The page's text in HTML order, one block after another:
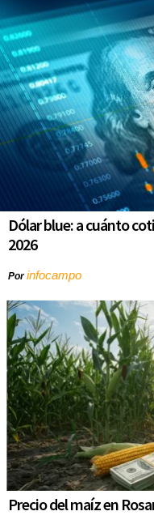
Dólar blue: a cuánto
2026
Porinfocampo
Precio del maíz en